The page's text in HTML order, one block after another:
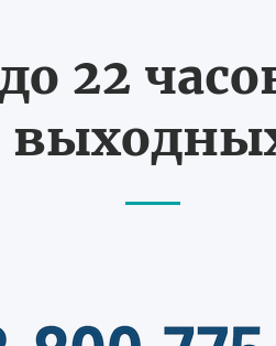
22